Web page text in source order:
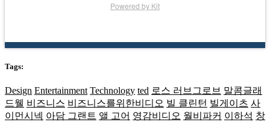
Powered by Kit
Tags:
Design Entertainment Technology ted 로스 러브그로브 말콤글래
드웰 비즈니스 비즈니스를위한비디오 빌 클린턴 빌게이츠 사
이먼시넥 아담 그랜트 앨 고어 영감비디오 월비파커 이하석 창